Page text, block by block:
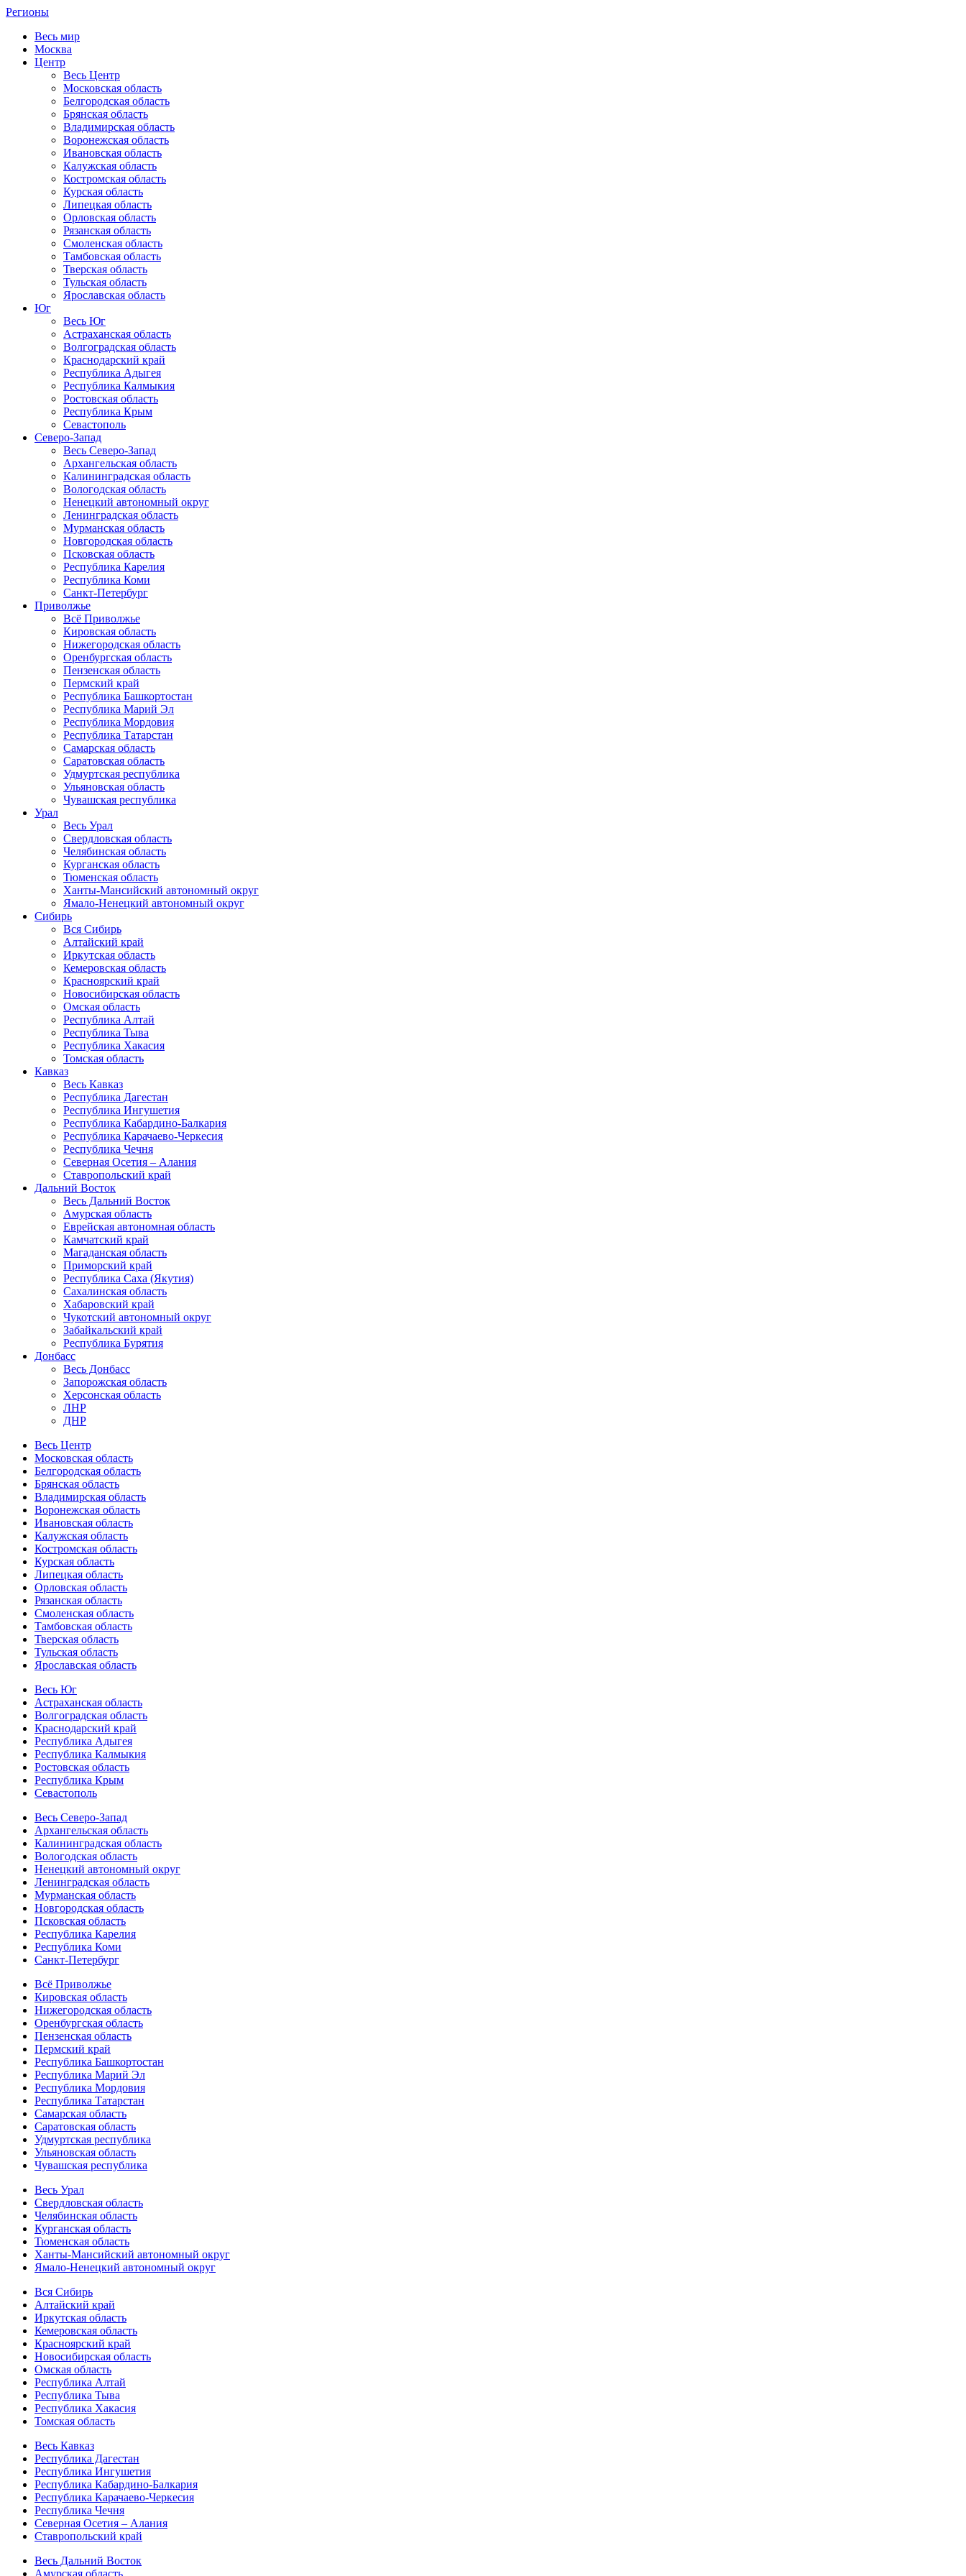
Регионы
Весь мир
Москва
Центр
Весь Центр
Московская область
Белгородская область
Брянская область
Владимирская область
Воронежская область
Ивановская область
Калужская область
Костромская область
Курская область
Липецкая область
Орловская область
Рязанская область
Смоленская область
Тамбовская область
Тверская область
Тульская область
Ярославская область
Юг
Весь Юг
Астраханская область
Волгоградская область
Краснодарский край
Республика Адыгея
Республика Калмыкия
Ростовская область
Республика Крым
Севастополь
Северо-Запад
Весь Северо-Запад
Архангельская область
Калининградская область
Вологодская область
Ненецкий автономный округ
Ленинградская область
Мурманская область
Новгородская область
Псковская область
Республика Карелия
Республика Коми
Санкт-Петербург
Приволжье
Всё Приволжье
Кировская область
Нижегородская область
Оренбургская область
Пензенская область
Пермский край
Республика Башкортостан
Республика Марий Эл
Республика Мордовия
Республика Татарстан
Самарская область
Саратовская область
Удмуртская республика
Ульяновская область
Чувашская республика
Урал
Весь Урал
Свердловская область
Челябинская область
Курганская область
Тюменская область
Ханты-Мансийский автономный округ
Ямало-Ненецкий автономный округ
Сибирь
Вся Сибирь
Алтайский край
Иркутская область
Кемеровская область
Красноярский край
Новосибирская область
Омская область
Республика Алтай
Республика Тыва
Республика Хакасия
Томская область
Кавказ
Весь Кавказ
Республика Дагестан
Республика Ингушетия
Республика Кабардино-Балкария
Республика Карачаево-Черкесия
Республика Чечня
Северная Осетия – Алания
Ставропольский край
Дальний Восток
Весь Дальний Восток
Амурская область
Еврейская автономная область
Камчатский край
Магаданская область
Приморский край
Республика Саха (Якутия)
Сахалинская область
Хабаровский край
Чукотский автономный округ
Забайкальский край
Республика Бурятия
Донбасс
Весь Донбасс
Запорожская область
Херсонская область
ЛНР
ДНР
Весь Центр
Московская область
Белгородская область
Брянская область
Владимирская область
Воронежская область
Ивановская область
Калужская область
Костромская область
Курская область
Липецкая область
Орловская область
Рязанская область
Смоленская область
Тамбовская область
Тверская область
Тульская область
Ярославская область
Весь Юг
Астраханская область
Волгоградская область
Краснодарский край
Республика Адыгея
Республика Калмыкия
Ростовская область
Республика Крым
Севастополь
Весь Северо-Запад
Архангельская область
Калининградская область
Вологодская область
Ненецкий автономный округ
Ленинградская область
Мурманская область
Новгородская область
Псковская область
Республика Карелия
Республика Коми
Санкт-Петербург
Всё Приволжье
Кировская область
Нижегородская область
Оренбургская область
Пензенская область
Пермский край
Республика Башкортостан
Республика Марий Эл
Республика Мордовия
Республика Татарстан
Самарская область
Саратовская область
Удмуртская республика
Ульяновская область
Чувашская республика
Весь Урал
Свердловская область
Челябинская область
Курганская область
Тюменская область
Ханты-Мансийский автономный округ
Ямало-Ненецкий автономный округ
Вся Сибирь
Алтайский край
Иркутская область
Кемеровская область
Красноярский край
Новосибирская область
Омская область
Республика Алтай
Республика Тыва
Республика Хакасия
Томская область
Весь Кавказ
Республика Дагестан
Республика Ингушетия
Республика Кабардино-Балкария
Республика Карачаево-Черкесия
Республика Чечня
Северная Осетия – Алания
Ставропольский край
Весь Дальний Восток
Амурская область